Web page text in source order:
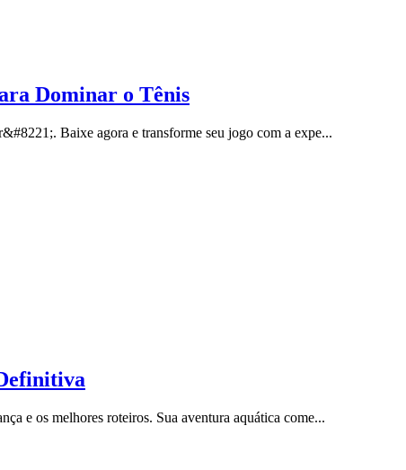
Dominar o Tênis
Baixe agora e transforme seu jogo com a expe...
e os melhores roteiros. Sua aventura aquática come...